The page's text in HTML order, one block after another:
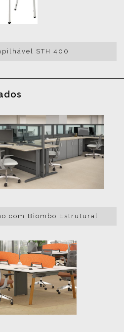
STH 400
com Biombo Estrutural